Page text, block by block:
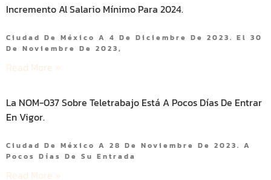
Incremento Al Salario Mínimo Para 2024.
Ciudad De México A 4 De Diciembre De 2023. El 30
De Noviembre De 2023,
Read More »
La NOM-037 Sobre Teletrabajo Está A Pocos Días De Entrar
En Vigor.
Ciudad De México A 28 De Noviembre De 2023. A
Pocos Días De Su Entrada
Read More »